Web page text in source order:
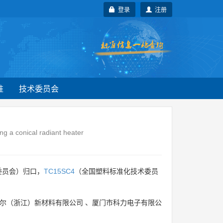
注册
登录
技术委员会
a conical radiant heater
会）归口， TC15SC4 （全国塑料标准化技术委员
（浙江）新材料有限公司 、 厦门市科力电子有限公